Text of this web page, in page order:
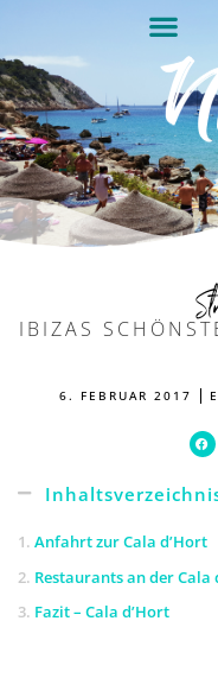
IBIZAS
6. FEBRUAR 2017
1. Anfahrt zur Cala d’Hort
2. Restaurants an der Cala
3. Fazit – Cala d’Hort